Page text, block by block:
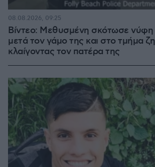
Βίντεο: Μεθυσμένη σκότωσε νύφη
μετά τον γάμο της και στο τμήμα
κλαίγοντας τον πατέρα της
08.08.2026, 09:25